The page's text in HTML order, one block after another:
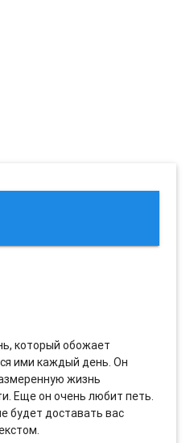
который обожает
ими каждый день. Он
жизнь
Еще он очень любит петь.
будет доставать вас